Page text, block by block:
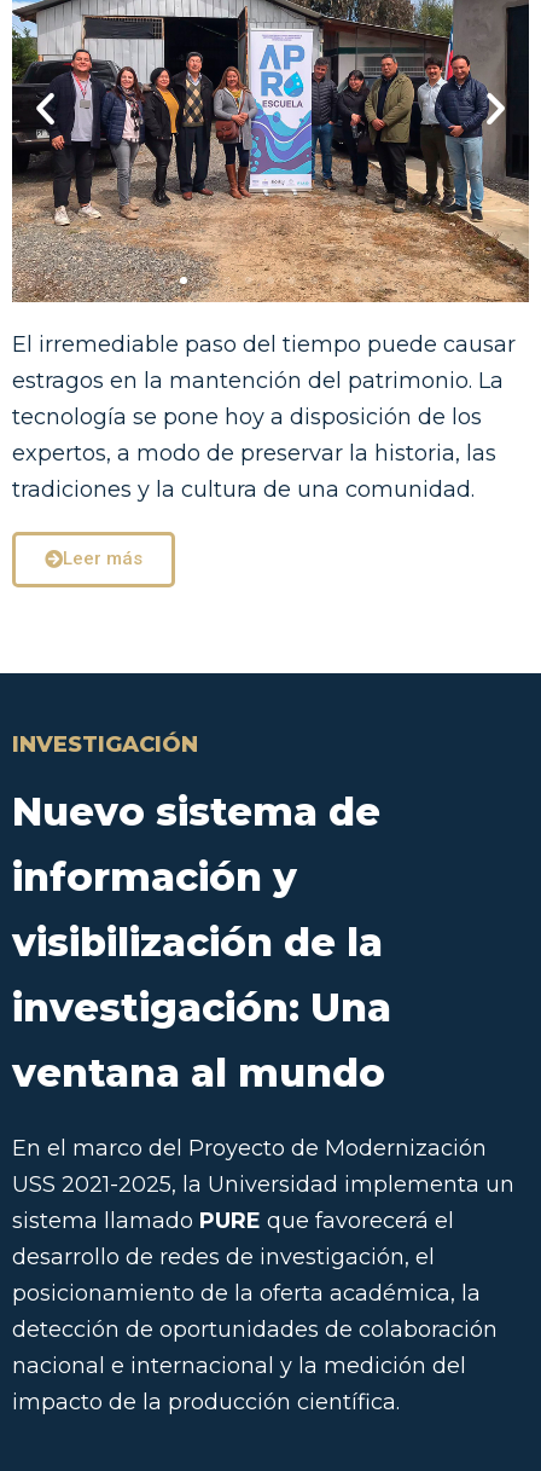
El irremediable paso del tiempo puede causar
estragos en la mantención del patrimonio. La
tecnología se pone hoy a disposición de los
expertos, a modo de preservar la historia, las
tradiciones y la cultura de una comunidad.
Leer más
INVESTIGACIÓN
Nuevo sistema de
información y
visibilización de la
investigación: Una
ventana al mundo
En el marco del Proyecto de Modernización
USS 2021-2025, la Universidad implementa un
sistema llamado PURE que favorecerá el
desarrollo de redes de investigación, el
posicionamiento de la oferta académica, la
detección de oportunidades de colaboración
nacional e internacional y la medición del
impacto de la producción científica.